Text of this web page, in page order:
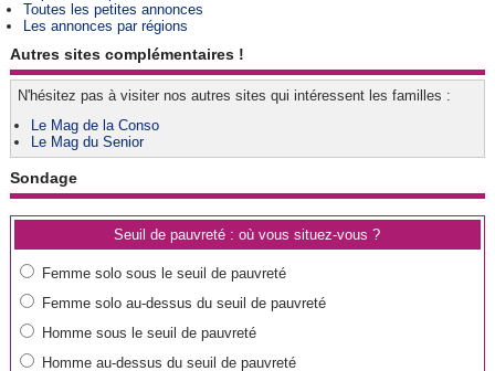
Toutes les petites annonces
Les annonces par régions
Autres sites complémentaires !
N'hésitez pas à visiter nos autres sites qui intéressent les familles :
Le Mag de la Conso
Le Mag du Senior
Sondage
Seuil de pauvreté : où vous situez-vous ?
Femme solo sous le seuil de pauvreté
Femme solo au-dessus du seuil de pauvreté
Homme sous le seuil de pauvreté
Homme au-dessus du seuil de pauvreté